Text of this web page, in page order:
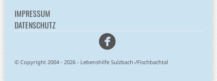
IMPRESSUM
DATENSCHUTZ
Facebook
© Copyright 2004 - 2026 - Lebenshilfe Sulzbach-/Fischbachtal